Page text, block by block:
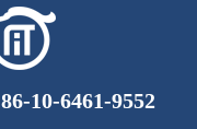
86-10-6461-9552